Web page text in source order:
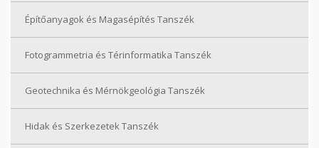
Építőanyagok és Magasépítés Tanszék
Fotogrammetria és Térinformatika Tanszék
Geotechnika és Mérnökgeológia Tanszék
Hidak és Szerkezetek Tanszék